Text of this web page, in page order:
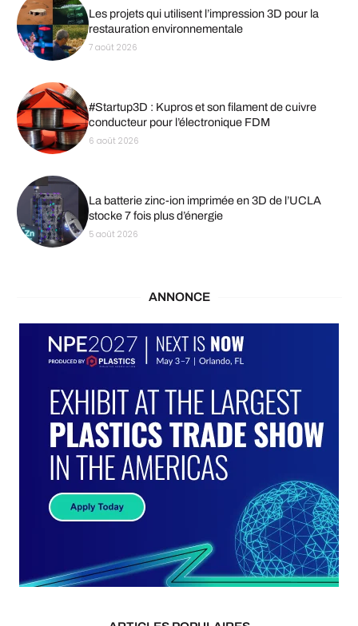
Les projets qui utilisent l’impression 3D pour la
restauration environnementale
7 août 2026
#Startup3D : Kupros et son filament de cuivre
conducteur pour l’électronique FDM
6 août 2026
La batterie zinc-ion imprimée en 3D de l’UCLA
stocke 7 fois plus d’énergie
5 août 2026
ANNONCE